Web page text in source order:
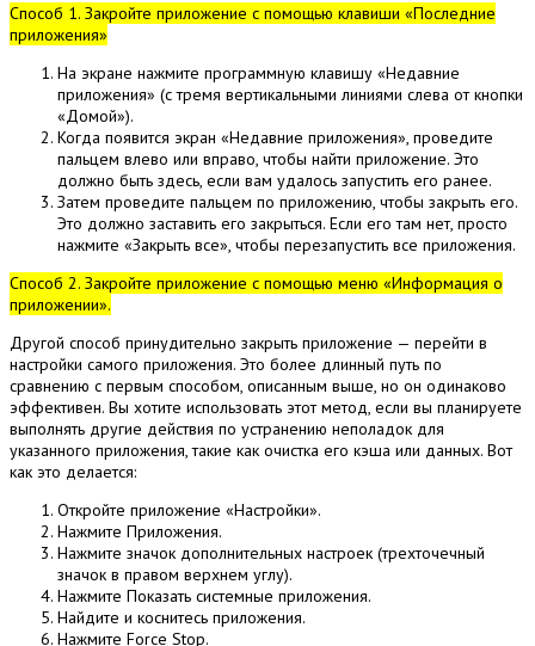
Способ 1. Закройте приложение с помощью клавиши «Последние
приложения»
На экране нажмите программную клавишу «Недавние
приложения» (с тремя вертикальными линиями слева от кнопки
«Домой»).
Когда появится экран «Недавние приложения», проведите
пальцем влево или вправо, чтобы найти приложение. Это
должно быть здесь, если вам удалось запустить его ранее.
Затем проведите пальцем по приложению, чтобы закрыть его.
Это должно заставить его закрыться. Если его там нет, просто
нажмите «Закрыть все», чтобы перезапустить все приложения.
Способ 2. Закройте приложение с помощью меню «Информация о
приложении».
Другой способ принудительно закрыть приложение — перейти в
настройки самого приложения. Это более длинный путь по
сравнению с первым способом, описанным выше, но он одинаково
эффективен. Вы хотите использовать этот метод, если вы планируете
выполнять другие действия по устранению неполадок для
указанного приложения, такие как очистка его кэша или данных. Вот
как это делается:
Откройте приложение «Настройки».
Нажмите Приложения.
Нажмите значок дополнительных настроек (трехточечный
значок в правом верхнем углу).
Нажмите Показать системные приложения.
Найдите и коснитесь приложения.
Нажмите Force Stop.